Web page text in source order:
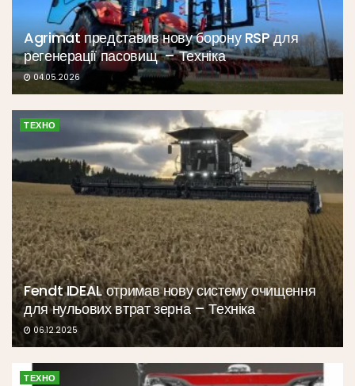
Agrimat представив нову борону RSP для
регенерації пасовищ – Техніка
04.05.2026
ТЕХНО
Fendt IDEAL отримав нову систему очищення
для нульових втрат зерна – Техніка
06.12.2025
ТЕХНО